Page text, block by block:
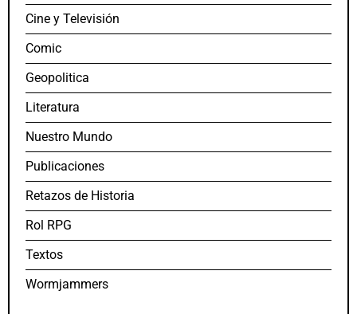
Cine y Televisión
Comic
Geopolitica
Literatura
Nuestro Mundo
Publicaciones
Retazos de Historia
Rol RPG
Textos
Wormjammers